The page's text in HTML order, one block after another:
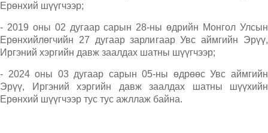
Ерөнхий шүүгчээр;
- 2019 оны 02 дугаар сарын 28-ны өдрийн Монгол Улсын
Ерөнхийлөгчийн 27 дугаар зарлигаар Увс аймгийн Эрүү,
Иргэний хэргийн давж заалдах шатны шүүгчээр;
- 2024 оны 03 дугаар сарын 05-ны өдрөөс Увс аймгийн
Эрүү, Иргэний хэргийн давж заалдах шатны шүүхийн
Ерөнхий шүүгчээр тус тус ажллаж байна.